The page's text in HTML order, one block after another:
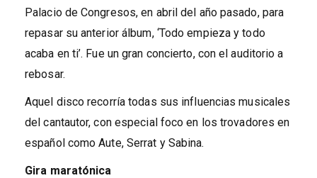
Palacio de Congresos, en abril del año pasado, para
repasar su anterior álbum, ‘Todo empieza y todo
acaba en ti’. Fue un gran concierto, con el auditorio a
rebosar.
Aquel disco recorría todas sus influencias musicales
del cantautor, con especial foco en los trovadores en
español como Aute, Serrat y Sabina.
Gira maratónica